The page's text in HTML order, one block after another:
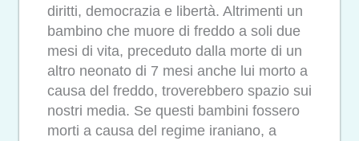
diritti, democrazia e libertà. Altrimenti un
bambino che muore di freddo a soli due
mesi di vita, preceduto dalla morte di un
altro neonato di 7 mesi anche lui morto a
causa del freddo, troverebbero spazio sui
nostri media. Se questi bambini fossero
morti a causa del regime iraniano, a